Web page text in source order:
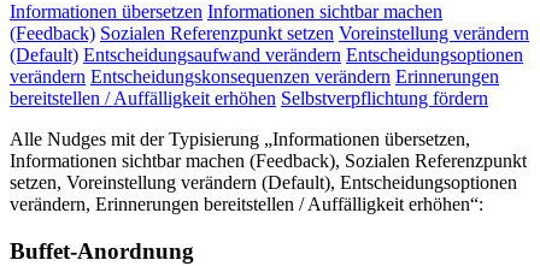
Informationen übersetzen Informationen sichtbar machen
(Feedback) Sozialen Referenzpunkt setzen Voreinstellung verändern
(Default) Entscheidungsaufwand verändern Entscheidungsoptionen
verändern Entscheidungskonsequenzen verändern Erinnerungen
bereitstellen / Auffälligkeit erhöhen Selbstverpflichtung fördern
Alle Nudges mit der Typisierung „Informationen übersetzen,
Informationen sichtbar machen (Feedback), Sozialen Referenzpunkt
setzen, Voreinstellung verändern (Default), Entscheidungsoptionen
verändern, Erinnerungen bereitstellen / Auffälligkeit erhöhen“:
Buffet-Anordnung